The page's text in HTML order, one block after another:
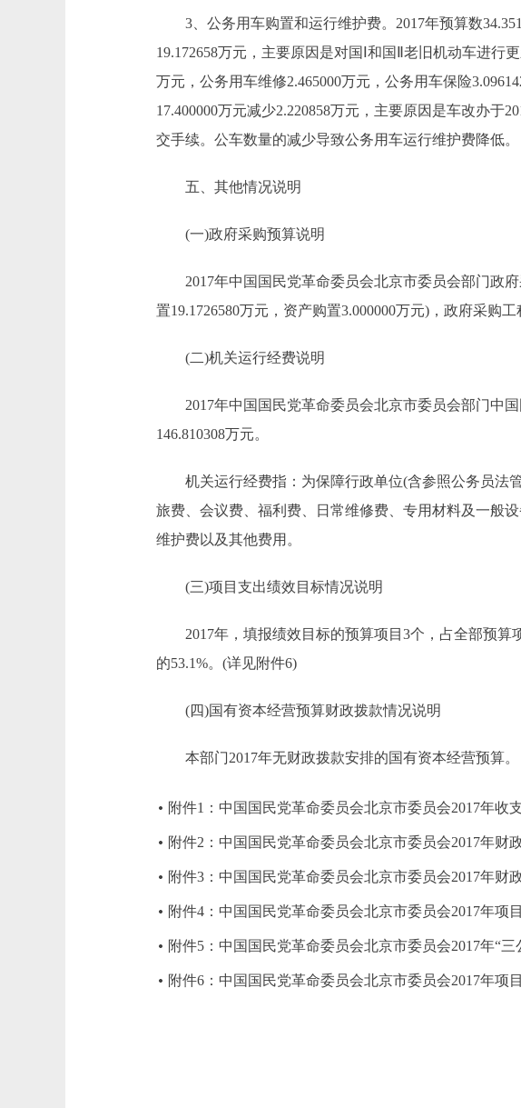
3、公务用车购置和运行维护费。2017年预算数
19.172658万元，主要原因是对国Ⅰ和国Ⅱ老旧机动车进行
万元，公务用车维修2.465000万元，公务用车保险
17.400000万元减少2.220858万元，主要原因是车改办
交手续。公车数量的减少导致公务用车运行维护费降低。
五、其他情况说明
(一)政府采购预算说明
2017年中国国民党革命委员会北京市委员会部门政府
置19.1726580万元，资产购置3.000000万元)，政府采购
(二)机关运行经费说明
2017年中国国民党革命委员会北京市委员会部门中国
146.810308万元。
机关运行经费指：为保障行政单位(含参照公务员法
旅费、会议费、福利费、日常维修费、专用材料及一般
维护费以及其他费用。
(三)项目支出绩效目标情况说明
2017年，填报绩效目标的预算项目3个，占全部预算
的53.1%。(详见附件6)
(四)国有资本经营预算财政拨款情况说明
本部门2017年无财政拨款安排的国有资本经营预算。
附件1：中国国民党革命委员会北京市委员会2017年收
附件2：中国国民党革命委员会北京市委员会2017年财
附件3：中国国民党革命委员会北京市委员会2017年财
附件4：中国国民党革命委员会北京市委员会2017年项
附件5：中国国民党革命委员会北京市委员会2017年“
附件6：中国国民党革命委员会北京市委员会2017年项